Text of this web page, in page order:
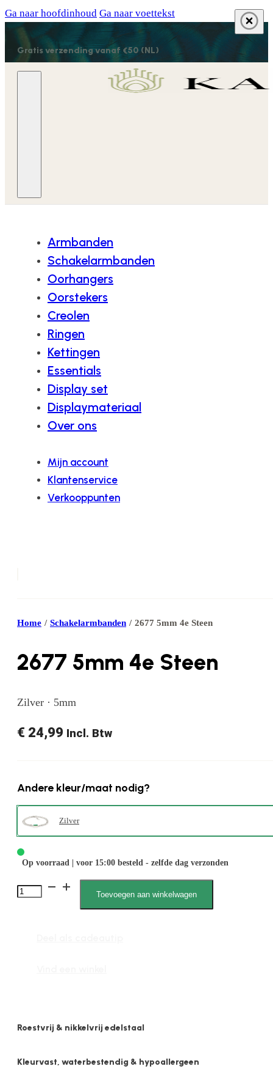
Ga naar hoofdinhoud Ga naar voettekst
Gratis verzending vanaf €50 (NL)
Armbanden
Schakelarmbanden
Oorhangers
Oorstekers
Creolen
Ringen
Kettingen
Essentials
Display set
Displaymateriaal
Over ons
Mijn account
Klantenservice
Verkooppunten
Home / Schakelarmbanden / 2677 5mm 4e Steen
2677 5mm 4e Steen
Zilver · 5mm
€ 24,99 Incl. Btw
Andere kleur/maat nodig?
Zilver
Op voorraad | voor 15:00 besteld - zelfde dag verzonden
2677
Toevoegen aan winkelwagen
Roestvrij & nikkelvrij edelstaal
Kleurvast, waterbestendig & hypoallergeen